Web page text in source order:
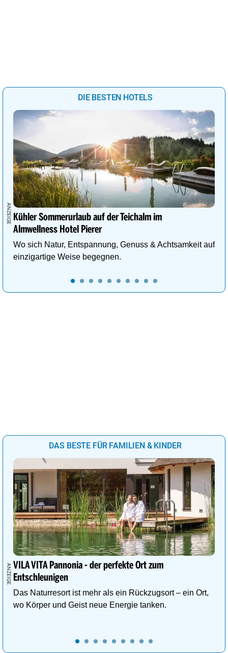
DIE BESTEN HOTELS
Kühler Sommerurlaub auf der Teichalm im
Almwellness Hotel Pierer
Wo sich Natur, Entspannung, Genuss & Achtsamkeit auf
einzigartige Weise begegnen.
DAS BESTE FÜR FAMILIEN & KINDER
VILA VITA Pannonia - der perfekte Ort zum
Entschleunigen
Das Naturresort ist mehr als ein Rückzugsort – ein Ort,
wo Körper und Geist neue Energie tanken.